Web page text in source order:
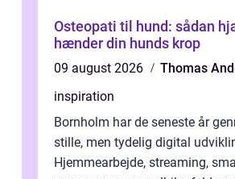
Osteopati til hund: sådan
hænder din hunds krop
09 august 2026
Thomas
inspiration
Bornholm har de seneste år
stille, men tydelig digital
Hjemmearbejde, streaming,